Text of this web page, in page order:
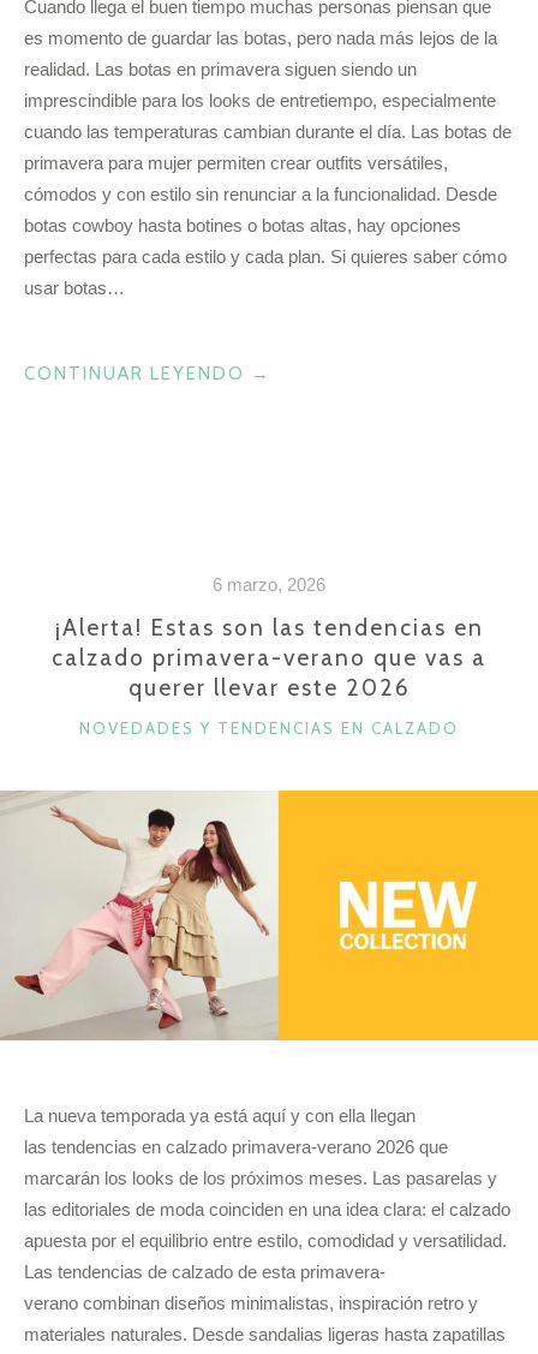
Cuando llega el buen tiempo muchas personas piensan que
es momento de guardar las botas, pero nada más lejos de la
realidad. Las botas en primavera siguen siendo un
imprescindible para los looks de entretiempo, especialmente
cuando las temperaturas cambian durante el día. Las botas de
primavera para mujer permiten crear outfits versátiles,
cómodos y con estilo sin renunciar a la funcionalidad. Desde
botas cowboy hasta botines o botas altas, hay opciones
perfectas para cada estilo y cada plan. Si quieres saber cómo
usar botas…
CONTINUAR LEYENDO
«¿CÓMO
LAS
CLAVES
QUE
ESTABAS
→
6 marzo, 2026
¡Alerta! Estas son las tendencias en
calzado primavera-verano que vas a
querer llevar este 2026
CATEGORÍAS
NOVEDADES Y TENDENCIAS EN CALZADO
La nueva temporada ya está aquí y con ella llegan
las tendencias en calzado primavera-verano 2026 que
marcarán los looks de los próximos meses. Las pasarelas y
las editoriales de moda coinciden en una idea clara: el calzado
apuesta por el equilibrio entre estilo, comodidad y versatilidad.
Las tendencias de calzado de esta primavera-
verano combinan diseños minimalistas, inspiración retro y
materiales naturales. Desde sandalias ligeras hasta zapatillas